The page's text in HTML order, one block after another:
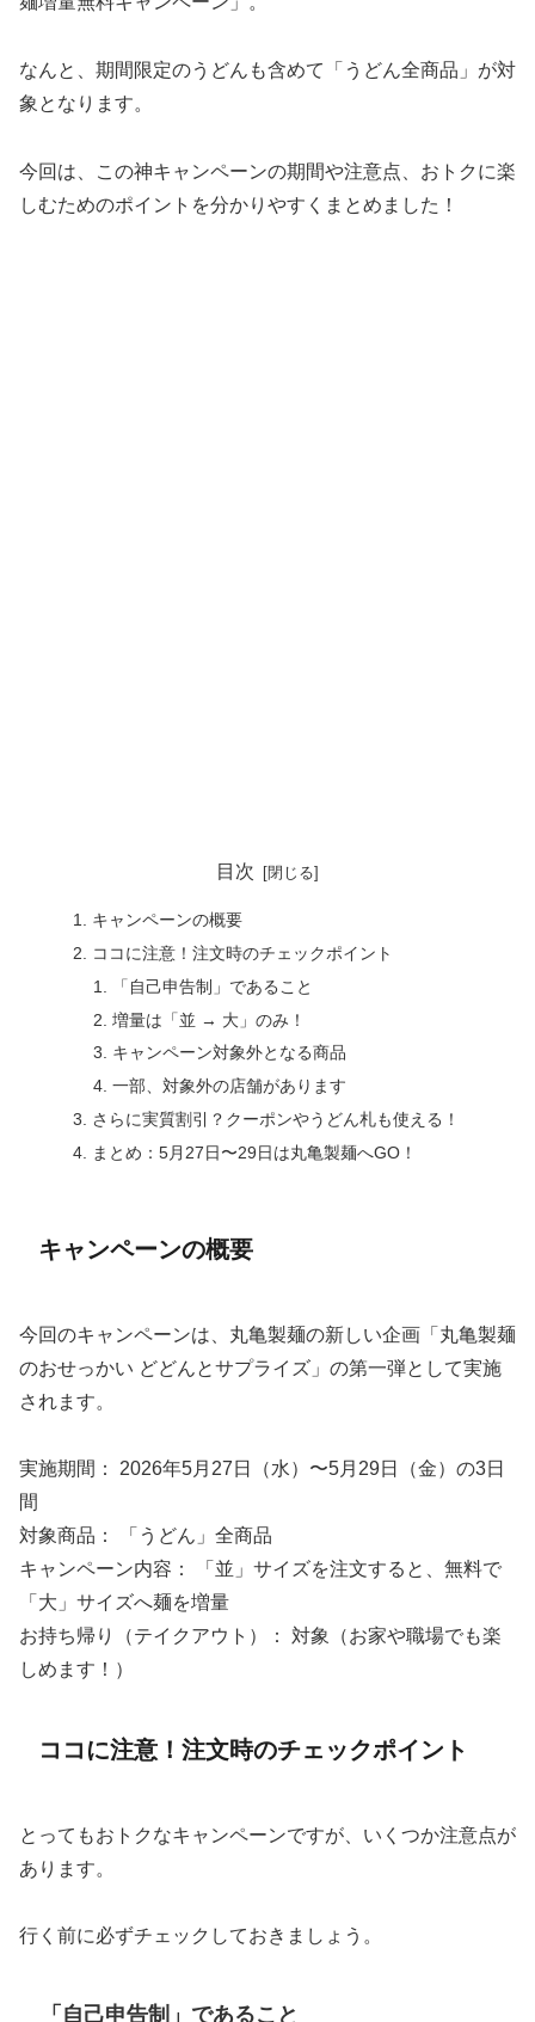
なんと、期間限定のうどんも含めて「うどん全商品」が対
象となります。
今回は、この神キャンペーンの期間や注意点、おトクに楽
しむためのポイントを分かりやすくまとめました！
目次
キャンペーンの概要
ココに注意！注文時のチェックポイント
「自己申告制」であること
増量は「並 → 大」のみ！
キャンペーン対象外となる商品
一部、対象外の店舗があります
さらに実質割引？クーポンやうどん札も使える！
まとめ：5月27日〜29日は丸亀製麺へGO！
キャンペーンの概要
今回のキャンペーンは、丸亀製麺の新しい企画「丸亀製麺
のおせっかい どどんとサプライズ」の第一弾として実施
されます。
実施期間： 2026年5月27日（水）〜5月29日（金）の3日
間
対象商品： 「うどん」全商品
キャンペーン内容： 「並」サイズを注文すると、無料で
「大」サイズへ麺を増量
お持ち帰り（テイクアウト）： 対象（お家や職場でも楽
しめます！）
ココに注意！注文時のチェックポイント
とってもおトクなキャンペーンですが、いくつか注意点が
あります。
行く前に必ずチェックしておきましょう。
「自己申告制」であること